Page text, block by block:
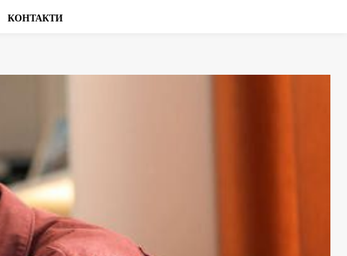
КОНТАКТИ